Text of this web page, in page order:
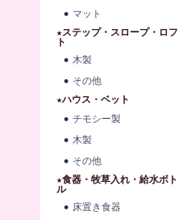
マット
★ステップ・スロープ・ロフ
ト
木製
その他
★ハウス・ベット
チモシー製
木製
その他
★食器・牧草入れ・給水ボト
ル
床置き食器